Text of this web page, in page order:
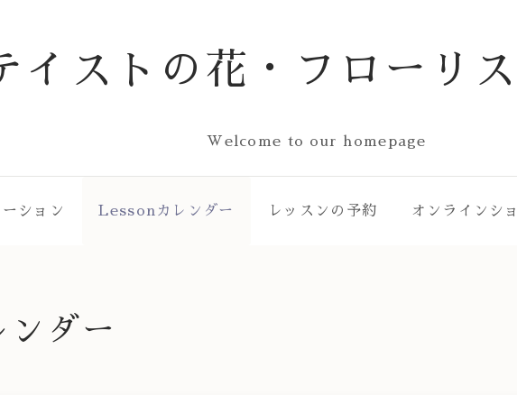
イストの花・フローリ
Welcome to our homepage
ション Lessonカレンダー レッスンの予約 オンラインシ
ダー